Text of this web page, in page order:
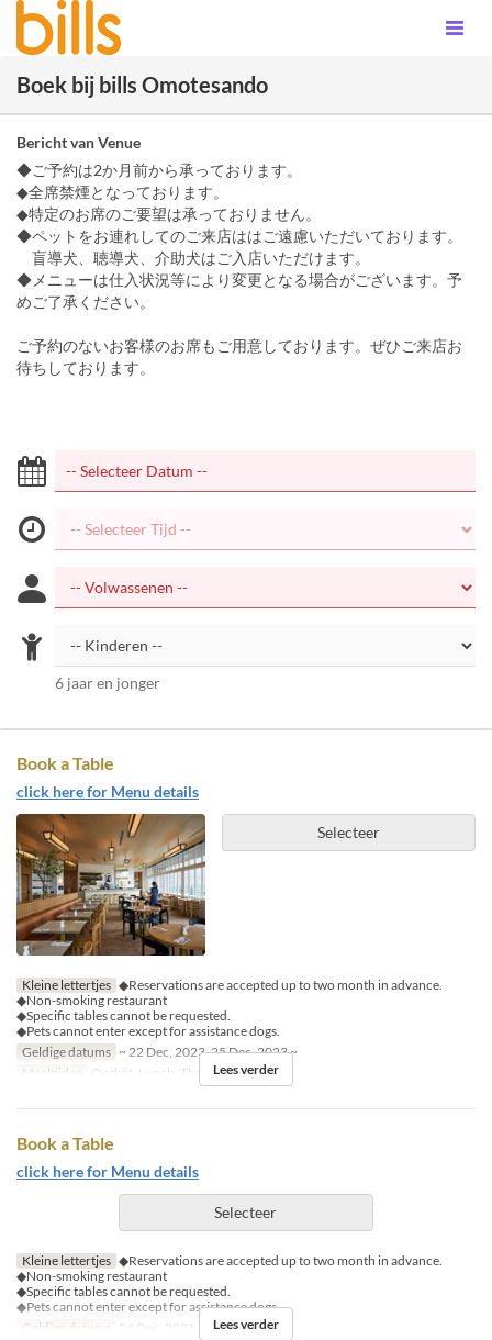
Boek bij bills Omotesando
Bericht van Venue
◆ご予約は2か月前から承っております。
◆全席禁煙となっております。
◆特定のお席のご要望は承っておりません。
◆ペットをお連れしてのご来店ははご遠慮いただいております。
盲導犬、聴導犬、介助犬はご入店いただけます。
◆メニューは仕入状況等により変更となる場合がございます。予
めご了承ください。
ご予約のないお客様のお席もご用意しております。ぜひご来店お
待ちしております。
6 jaar en jonger
Book a Table
click here for Menu details
Selecteer
Kleine lettertjes ◆Reservations are accepted up to two month in advance.
◆Non-smoking restaurant
◆Specific tables cannot be requested.
◆Pets cannot enter except for assistance dogs.
Geldige datums ~ 22 Dec, 2023, 25 Dec, 2023 ~
Maaltijden
Ontbijt, Lunch, Thee, DinerLees verder
Book a Table
click here for Menu details
Selecteer
Kleine lettertjes ◆Reservations are accepted up to two month in advance.
◆Non-smoking restaurant
◆Specific tables cannot be requested.
◆Pets cannot enter except for assistance dogs.
Geldige datums
24 Dec, 2021 ~ 25 Dec, 2021
Lees verder